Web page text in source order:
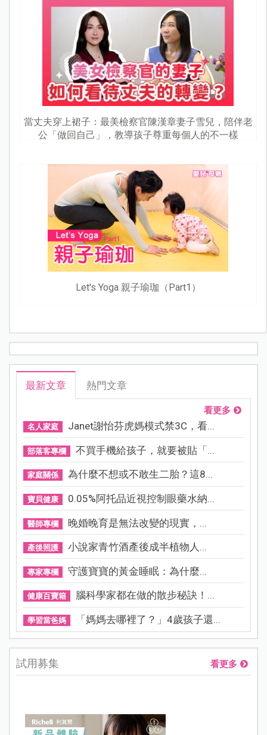
當丈夫穿上裙子：最美檢察官陳漢章妻子雪兒，陪伴老
公「做回自己」，教導孩子尊重每個人的不一樣
Let's Yoga 親子瑜珈（Part1）
最新文章 熱門文章
看更多
名人家庭 Janet謝怡芬虎媽模式禁3C，看...
部落客專欄 不買手機給孩子，就要被貼「...
家庭關係 為什麼不想或不敢生二胎？這8...
寶貝健康 0.05%阿托品近視控制眼藥水納...
醫師專欄 晚婚晚育是無法改變的現實，...
產後照護 小說家青竹酒產後成半植物人...
專家專欄 守護寶寶的黃金睡眠：為什麼...
健康百寶箱 腦科學家都在做的散步秘訣！...
學習當爸媽 「媽媽去哪裡了？」4歲孩子還...
試用募集 看更多